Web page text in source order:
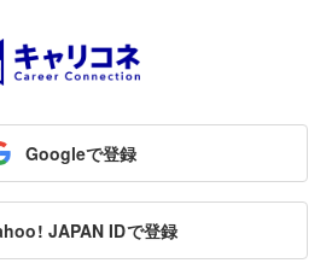
Googleで登録
JAPAN IDで登録